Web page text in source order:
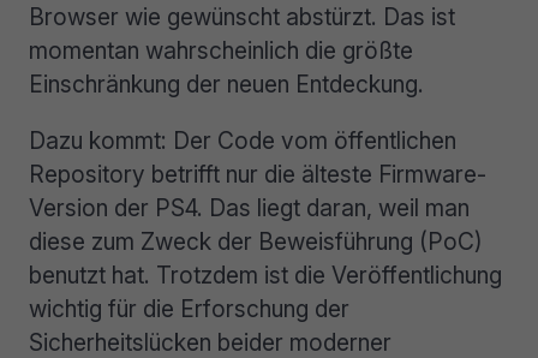
Browser wie gewünscht abstürzt. Das ist
momentan wahrscheinlich die größte
Einschränkung der neuen Entdeckung.
Dazu kommt: Der Code vom öffentlichen
Repository betrifft nur die älteste Firmware-
Version der PS4. Das liegt daran, weil man
diese zum Zweck der Beweisführung (PoC)
benutzt hat. Trotzdem ist die Veröffentlichung
wichtig für die Erforschung der
Sicherheitslücken beider moderner